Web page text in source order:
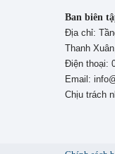
Ban biên
Địa chỉ:
Thanh
Điện thoại:
Email:
Chịu trách